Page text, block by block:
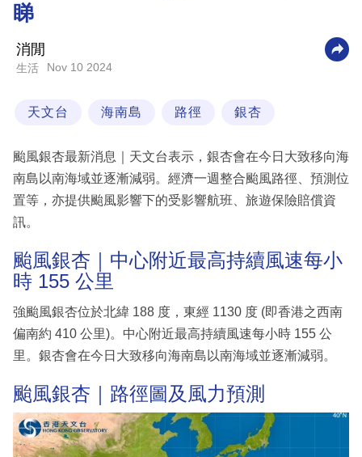
技
場
生
活
時
專
欄
訂
閱
專
睇
消閒
生活 Nov 10 2024
天文台 海南島 路徑 銀杏
颱風銀杏最新消息｜天文台表示，銀杏會在今日大致移向海
南島以南海域並逐漸減弱。經濟一週整合颱風路徑、預測位
置等，亦提供颱風影響下的受影響航班、旅遊保險賠償資
訊。
颱風銀杏｜中心附近最高持續風速每小
時 155 公里
強颱風銀杏位於北緯 188 度，東經 1130 度 (即香港之西南
偏南約 410 公里)。中心附近最高持續風速每小時 155 公
里。銀杏會在今日大致移向海南島以南海域並逐漸減弱。
颱風銀杏｜路徑圖及風力預測